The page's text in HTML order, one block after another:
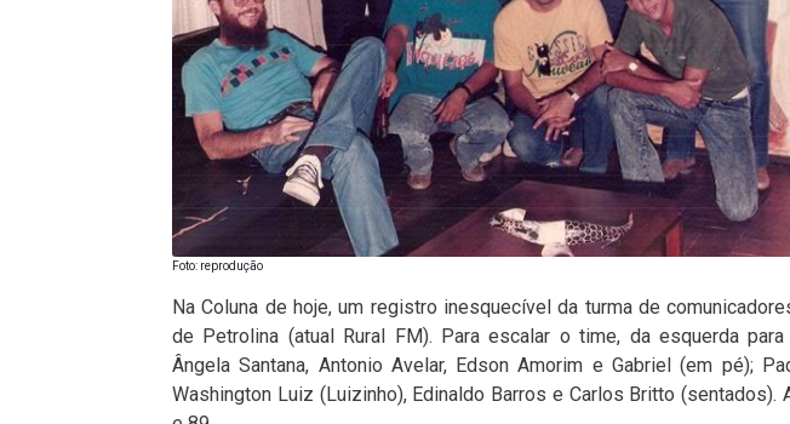
Foto: reprodução
Na Coluna de hoje, um registro inesquecível da turma de
de Petrolina (atual Rural FM). Para escalar o time, da esquerda para
Ângela Santana, Antonio Avelar, Edson Amorim e Gabriel (em pé);
Washington Luiz (Luizinho), Edinaldo Barros e Carlos Britto